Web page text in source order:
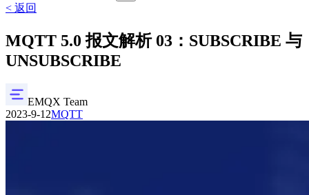
< 返回
MQTT 5.0 报文解析 03：SUBSCRIBE 与
UNSUBSCRIBE
EMQX Team
2023-9-12MQTT